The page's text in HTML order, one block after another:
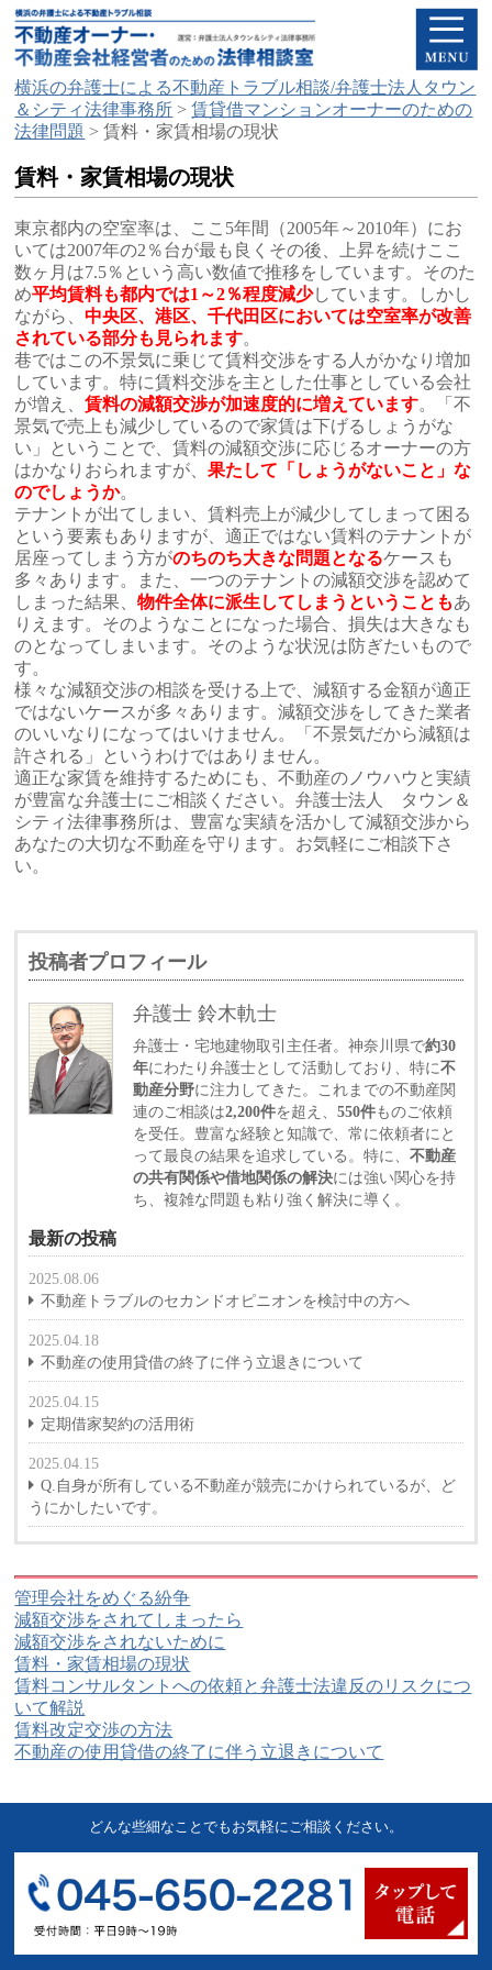
横浜の弁護士による不動産トラブル相談/弁護士法人タウン
＆シティ法律事務所 >賃貸借マンションオーナーのための
法律問題 >賃料・家賃相場の現状
賃料・家賃相場の現状
東京都内の空室率は、ここ5年間（2005年～2010年）にお
いては2007年の2％台が最も良くその後、上昇を続けここ
数ヶ月は7.5％という高い数値で推移をしています。そのた
め平均賃料も都内では1～2％程度減少しています。しかし
ながら、中央区、港区、千代田区においては空室率が改善
されている部分も見られます。
巷ではこの不景気に乗じて賃料交渉をする人がかなり増加
しています。特に賃料交渉を主とした仕事としている会社
が増え、賃料の減額交渉が加速度的に増えています。「不
景気で売上も減少しているので家賃は下げるしょうがな
い」ということで、賃料の減額交渉に応じるオーナーの方
はかなりおられますが、果たして「しょうがないこと」な
のでしょうか。
テナントが出てしまい、賃料売上が減少してしまって困る
という要素もありますが、適正ではない賃料のテナントが
居座ってしまう方がのちのち大きな問題となるケースも
多々あります。また、一つのテナントの減額交渉を認めて
しまった結果、物件全体に派生してしまうということもあ
りえます。そのようなことになった場合、損失は大きなも
のとなってしまいます。そのような状況は防ぎたいもので
す。
様々な減額交渉の相談を受ける上で、減額する金額が適正
ではないケースが多々あります。減額交渉をしてきた業者
のいいなりになってはいけません。「不景気だから減額は
許される」というわけではありません。
適正な家賃を維持するためにも、不動産のノウハウと実績
が豊富な弁護士にご相談ください。弁護士法人 タウン＆
シティ法律事務所は、豊富な実績を活かして減額交渉から
あなたの大切な不動産を守ります。お気軽にご相談下さ
い。
投稿者プロフィール
弁護士 鈴木軌士
弁護士・宅地建物取引主任者。神奈川県で約30
年にわたり弁護士として活動しており、特に不
動産分野に注力してきた。これまでの不動産関
連のご相談は2,200件を超え、550件ものご依頼
を受任。豊富な経験と知識で、常に依頼者にと
って最良の結果を追求している。特に、不動産
の共有関係や借地関係の解決には強い関心を持
ち、複雑な問題も粘り強く解決に導く。
最新の投稿
2025.08.06
不動産トラブルのセカンドオピニオンを検討中の方へ
2025.04.18
不動産の使用貸借の終了に伴う立退きについて
2025.04.15
定期借家契約の活用術
2025.04.15
Q.自身が所有している不動産が競売にかけられているが、ど
うにかしたいです。
管理会社をめぐる紛争
減額交渉をされてしまったら
減額交渉をされないために
賃料・家賃相場の現状
賃料コンサルタントへの依頼と弁護士法違反のリスクにつ
いて解説
賃料改定交渉の方法
不動産の使用貸借の終了に伴う立退きについて
どんな些細なことでもお気軽にご相談ください。